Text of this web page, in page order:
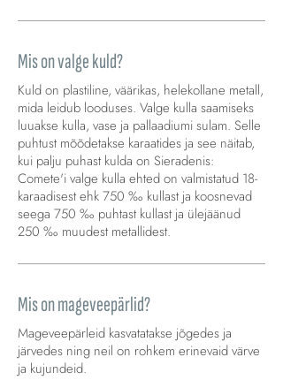
Mis on valge kuld?
Kuld on plastiline, väärikas, helekollane metall,
mida leidub looduses. Valge kulla saamiseks
luuakse kulla, vase ja pallaadiumi sulam. Selle
puhtust mõõdetakse karaatides ja see näitab,
kui palju puhast kulda on Sieradenis:
Comete'i valge kulla ehted on valmistatud 18-
karaadisest ehk 750 ‰ kullast ja koosnevad
seega 750 ‰ puhtast kullast ja ülejäänud
250 ‰ muudest metallidest.
Mis on mageveepärlid?
Mageveepärleid kasvatatakse jõgedes ja
järvedes ning neil on rohkem erinevaid värve
ja kujundeid.